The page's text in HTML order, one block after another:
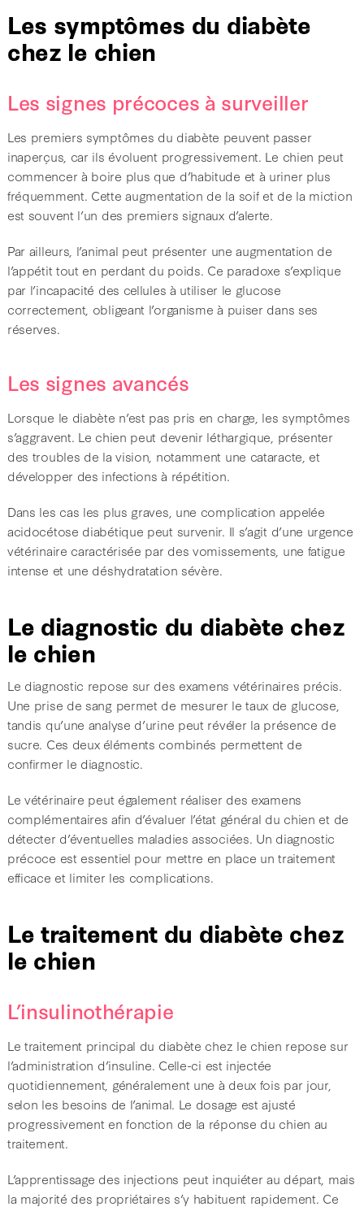
Les symptômes du diabète
chez le chien
Les signes précoces à surveiller
Les premiers symptômes du diabète peuvent passer
inaperçus, car ils évoluent progressivement. Le chien peut
commencer à boire plus que d’habitude et à uriner plus
fréquemment. Cette augmentation de la soif et de la miction
est souvent l’un des premiers signaux d’alerte.
Par ailleurs, l’animal peut présenter une augmentation de
l’appétit tout en perdant du poids. Ce paradoxe s’explique
par l’incapacité des cellules à utiliser le glucose
correctement, obligeant l’organisme à puiser dans ses
réserves.
Les signes avancés
Lorsque le diabète n’est pas pris en charge, les symptômes
s’aggravent. Le chien peut devenir léthargique, présenter
des troubles de la vision, notamment une cataracte, et
développer des infections à répétition.
Dans les cas les plus graves, une complication appelée
acidocétose diabétique peut survenir. Il s’agit d’une urgence
vétérinaire caractérisée par des vomissements, une fatigue
intense et une déshydratation sévère.
Le diagnostic du diabète chez
le chien
Le diagnostic repose sur des examens vétérinaires précis.
Une prise de sang permet de mesurer le taux de glucose,
tandis qu’une analyse d’urine peut révéler la présence de
sucre. Ces deux éléments combinés permettent de
confirmer le diagnostic.
Le vétérinaire peut également réaliser des examens
complémentaires afin d’évaluer l’état général du chien et de
détecter d’éventuelles maladies associées. Un diagnostic
précoce est essentiel pour mettre en place un traitement
efficace et limiter les complications.
Le traitement du diabète chez
le chien
L’insulinothérapie
Le traitement principal du diabète chez le chien repose sur
l’administration d’insuline. Celle-ci est injectée
quotidiennement, généralement une à deux fois par jour,
selon les besoins de l’animal. Le dosage est ajusté
progressivement en fonction de la réponse du chien au
traitement.
L’apprentissage des injections peut inquiéter au départ, mais
la majorité des propriétaires s’y habituent rapidement. Ce